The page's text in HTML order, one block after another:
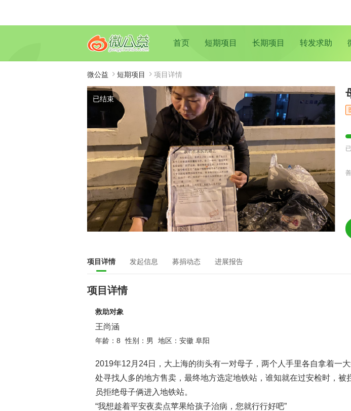
首页 短期项目 长期项目 转发求助
微公益 短期项目 项目详情
已结束
项目详情 发起信息 募捐动态 进展报告
项目详情
救助对象
王尚涵
年龄：8 性别：男 地区：安徽 阜阳
2019年12月24日，大上海的街头有一对母子，两个人手里各自拿着一
处寻找人多的地方售卖，最终地方选定地铁站，谁知就在过安检时，被
员拒绝母子俩进入地铁站。
“我想趁着平安夜卖点苹果给孩子治病，您就行行好吧”